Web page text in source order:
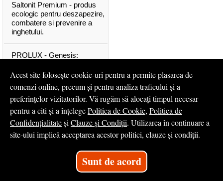
Saltonit Premium - produs
ecologic pentru deszapezire,
combatere si prevenire a
inghetului.
PROLUX - Genesis:
calitate superioara
Mascota PROLUX Genesis
...toate articolele & ştirile
© 2008 - 2026 S.C. Profilux S.A.
creat deVital Soft
Acest site folosește cookie-uri pentru a permite plasarea de
comenzi online, precum și pentru analiza traficului și a
preferințelor vizitatorilor. Vă rugăm să alocați timpul necesar
pentru a citi și a înțelegePolitica de Cookie, Politica de
Confidențialitateși Clauze și Condiții. Utilizarea în continuare a
site-ului implică acceptarea acestor politici, clauze și condiții.
Sunt de acord